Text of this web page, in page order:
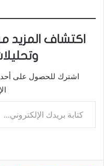
اكتشاف المزيد
اشترك للحصول على
كتابة بريدك الإلكتروني...